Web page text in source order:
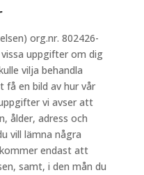
org.nr. 802426-
uppgifter om dig
vilja behandla
en bild av hur vår
vi avser att
ålder, adress och
vill lämna några
endast att
samt, i den mån du